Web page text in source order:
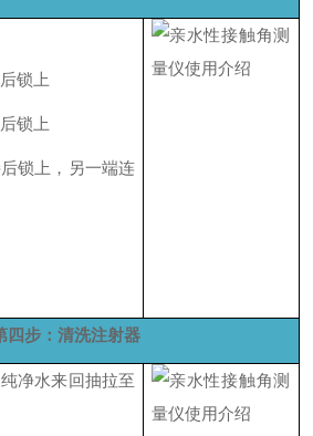
锁上
锁上
锁上，另一端连
四步：清洗注射器
净水来回抽拉至